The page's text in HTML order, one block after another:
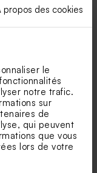
propos des cookies
le
notre trafic.
sur
de
qui peuvent
que vous
lors de votre
dragées